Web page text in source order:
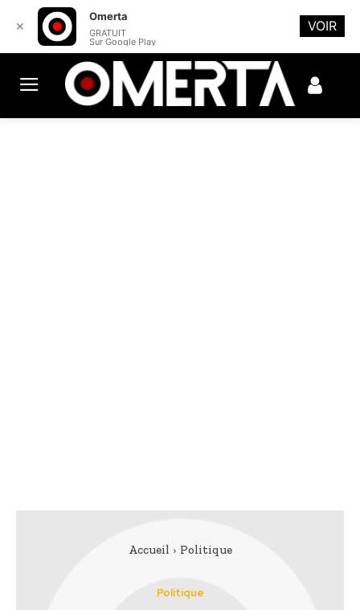
Accueil Politique
Politique
✕
Omerta
GRATUIT
Sur Google Play
VOIR